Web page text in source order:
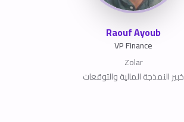
Raouf Ayoub
VP Finance
Zolar
خبير النمذجة المالية والتوقعات